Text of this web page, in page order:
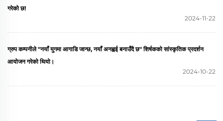
गरेको छ!
2024-11-22
ग्रुप कम्पनीले "नयाँ युगमा आगाडि जान्छ, नयाँ अनह्वई बनाउँदै छ" शिर्षकको सांस्कृतिक प्रदर्शन
आयोजन गरेको थियो।
2024-10-22